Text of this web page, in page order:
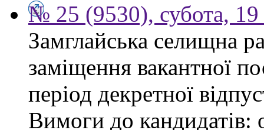
№ 25 (9530), субота, 19
Замглайська селищна
заміщення вакантної
період декретної
Вимоги до кандидатів: